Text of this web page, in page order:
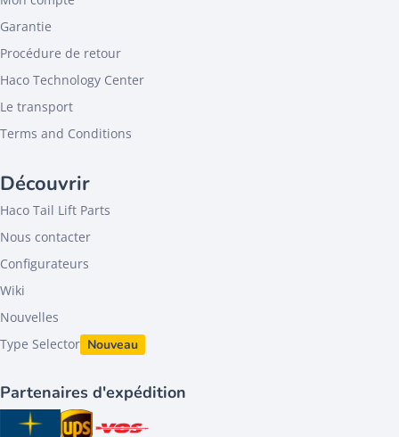
Garantie
Procédure de retour
Haco Technology Center
Le transport
Terms and Conditions
Découvrir
Haco Tail Lift Parts
Nous contacter
Configurateurs
Wiki
Nouvelles
Type Selector Nouveau
Partenaires d'expédition